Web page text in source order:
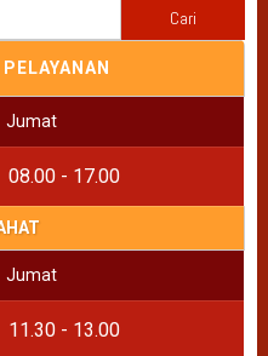
untuk:
Jumat
08.00 - 17.00
Jumat
11.30 - 13.00